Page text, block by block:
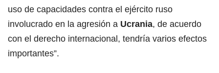
uso de capacidades contra el ejército ruso
involucrado en la agresión a Ucrania, de acuerdo
con el derecho internacional, tendría varios efectos
importantes”.